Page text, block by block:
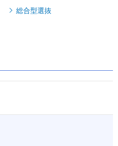
総合型選抜